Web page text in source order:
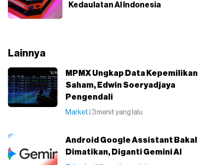
Kedaulatan AI Indonesia
Lainnya
MPMX Ungkap Data Kepemilikan
Saham, Edwin Soeryadjaya
Pengendali
Market | 3 menit yang lalu
Android Google Assistant Bakal
Dimatikan, Diganti Gemini AI